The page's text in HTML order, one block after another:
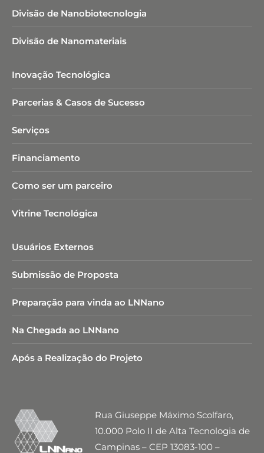
Divisão de Nanobiotecnologia​
Divisão de Nanomateriais
Inovação Tecnológica
Parcerias & Casos de Sucesso
Serviços
Financiamento
Como ser um parceiro
Vitrine Tecnológica
Usuários Externos
Submissão de Proposta
Preparação para vinda ao LNNano
Na Chegada ao LNNano
Após a Realização do Projeto
Rua Giuseppe Máximo Scolfaro,
10.000 Polo II de Alta Tecnologia de
Campinas – CEP 13083-100 –